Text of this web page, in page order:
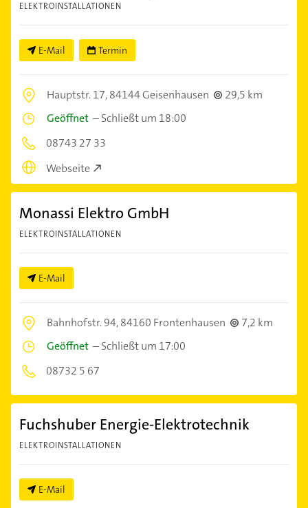
ELEKTROINSTALLATIONEN
E-Mail Termin
Hauptstr. 17,84144 Geisenhausen
29,5 km
Geöffnet –Schließt um 18:00
08743 27 33
Webseite
Monassi Elektro GmbH
ELEKTROINSTALLATIONEN
E-Mail
Bahnhofstr. 94,84160 Frontenhausen
7,2 km
Geöffnet –Schließt um 17:00
08732 5 67
Fuchshuber Energie-Elektrotechnik
ELEKTROINSTALLATIONEN
E-Mail